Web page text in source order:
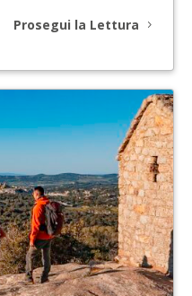
Prosegui la Lettura